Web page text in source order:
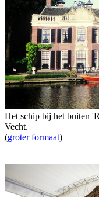
Het schip bij het buiten
Vecht.
(groter formaat)